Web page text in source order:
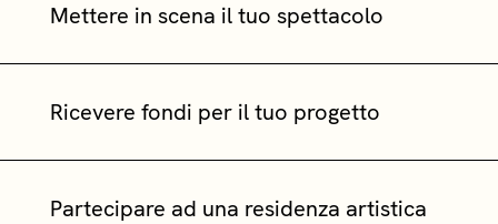
Mettere in scena il tuo spettacolo
Ricevere fondi per il tuo progetto
Partecipare ad una residenza artistica